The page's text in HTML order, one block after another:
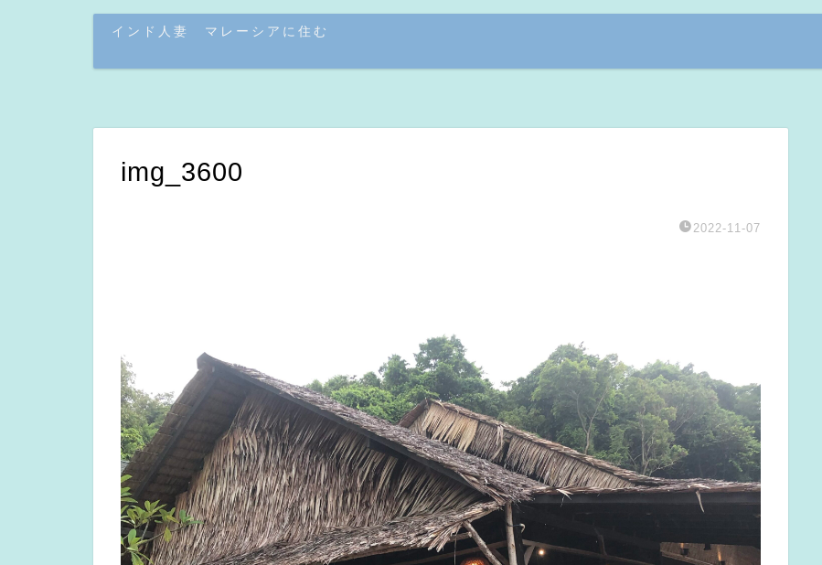
インド人妻 マレーシアに住む
img_3600
2022-11-07